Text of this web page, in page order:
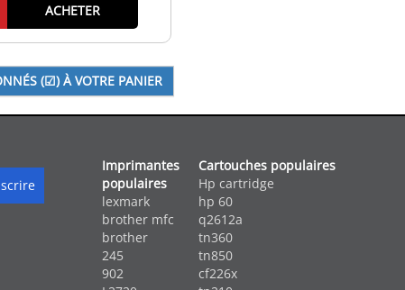
ACHETER
Imprimantes
populaires
lexmark
brother mfc
brother
245
902
Cartouches populaires
Hp cartridge
hp 60
q2612a
tn360
tn850
cf226x